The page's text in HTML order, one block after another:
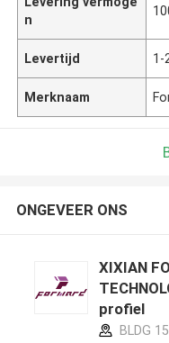
n
Levertijd 1-
Merknaam
ONGEVEER ONS
XIXIAN
profiel
BLDG